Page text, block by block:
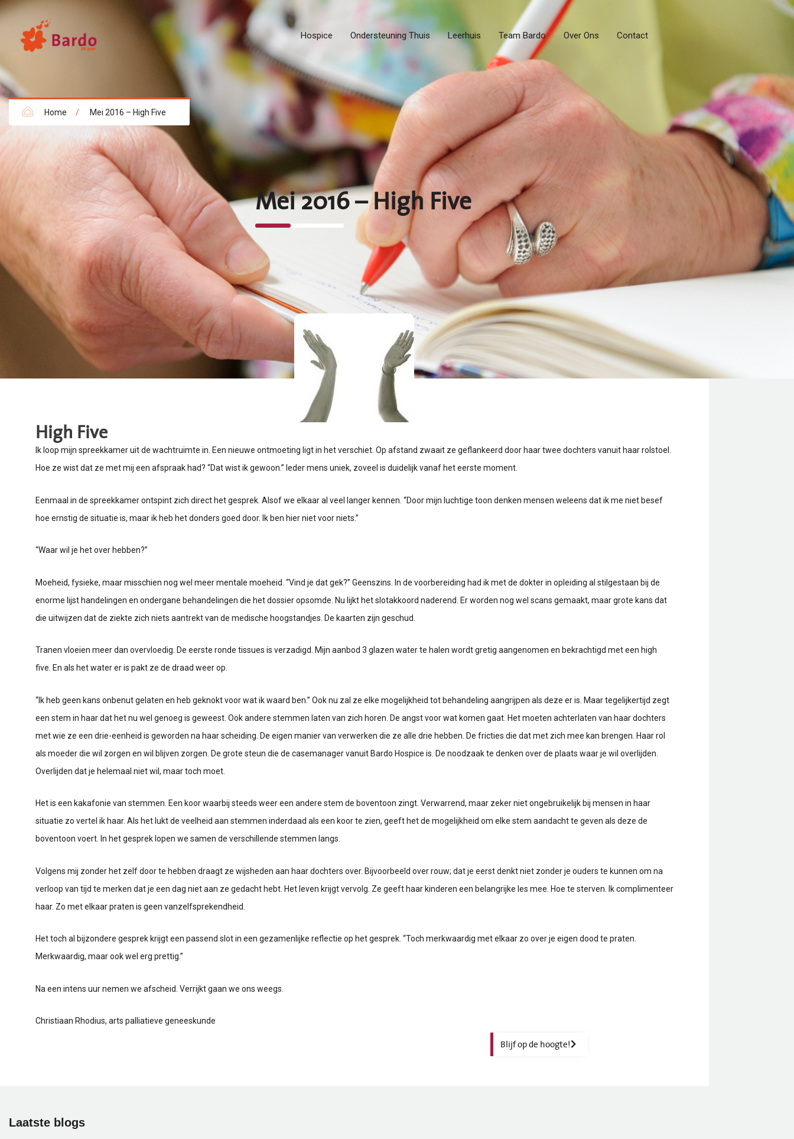
Hospice Ondersteuning Thuis Leerhuis Team Bardo Over Ons Contact
Home / Mei 2016 – High Five
Mei 2016 – High Five
High Five
Ik loop mijn spreekkamer uit de wachtruimte in. Een nieuwe ontmoeting ligt in het verschiet. Op afstand zwaait ze geflankeerd door haar twee dochters vanuit haar rolstoel.
Hoe ze wist dat ze met mij een afspraak had? “Dat wist ik gewoon.” Ieder mens uniek, zoveel is duidelijk vanaf het eerste moment.
Eenmaal in de spreekkamer ontspint zich direct het gesprek. Alsof we elkaar al veel langer kennen. “Door mijn luchtige toon denken mensen weleens dat ik me niet besef
hoe ernstig de situatie is, maar ik heb het donders goed door. Ik ben hier niet voor niets.”
“Waar wil je het over hebben?”
Moeheid, fysieke, maar misschien nog wel meer mentale moeheid. “Vind je dat gek?” Geenszins. In de voorbereiding had ik met de dokter in opleiding al stilgestaan bij de
enorme lijst handelingen en ondergane behandelingen die het dossier opsomde. Nu lijkt het slotakkoord naderend. Er worden nog wel scans gemaakt, maar grote kans dat
die uitwijzen dat de ziekte zich niets aantrekt van de medische hoogstandjes. De kaarten zijn geschud.
Tranen vloeien meer dan overvloedig. De eerste ronde tissues is verzadigd. Mijn aanbod 3 glazen water te halen wordt gretig aangenomen en bekrachtigd met een high
five. En als het water er is pakt ze de draad weer op.
“Ik heb geen kans onbenut gelaten en heb geknokt voor wat ik waard ben.” Ook nu zal ze elke mogelijkheid tot behandeling aangrijpen als deze er is. Maar tegelijkertijd zegt
een stem in haar dat het nu wel genoeg is geweest. Ook andere stemmen laten van zich horen. De angst voor wat komen gaat. Het moeten achterlaten van haar dochters
met wie ze een drie-eenheid is geworden na haar scheiding. De eigen manier van verwerken die ze alle drie hebben. De fricties die dat met zich mee kan brengen. Haar rol
als moeder die wil zorgen en wil blijven zorgen. De grote steun die de casemanager vanuit Bardo Hospice is. De noodzaak te denken over de plaats waar je wil overlijden.
Overlijden dat je helemaal niet wil, maar toch moet.
Het is een kakafonie van stemmen. Een koor waarbij steeds weer een andere stem de boventoon zingt. Verwarrend, maar zeker niet ongebruikelijk bij mensen in haar
situatie zo vertel ik haar. Als het lukt de veelheid aan stemmen inderdaad als een koor te zien, geeft het de mogelijkheid om elke stem aandacht te geven als deze de
boventoon voert. In het gesprek lopen we samen de verschillende stemmen langs.
Volgens mij zonder het zelf door te hebben draagt ze wijsheden aan haar dochters over. Bijvoorbeeld over rouw; dat je eerst denkt niet zonder je ouders te kunnen om na
verloop van tijd te merken dat je een dag niet aan ze gedacht hebt. Het leven krijgt vervolg. Ze geeft haar kinderen een belangrijke les mee. Hoe te sterven. Ik complimenteer
haar. Zo met elkaar praten is geen vanzelfsprekendheid.
Het toch al bijzondere gesprek krijgt een passend slot in een gezamenlijke reflectie op het gesprek. “Toch merkwaardig met elkaar zo over je eigen dood te praten.
Merkwaardig, maar ook wel erg prettig.”
Na een intens uur nemen we afscheid. Verrijkt gaan we ons weegs.
Christiaan Rhodius, arts palliatieve geneeskunde
Blijf op de hoogte!
Laatste blogs